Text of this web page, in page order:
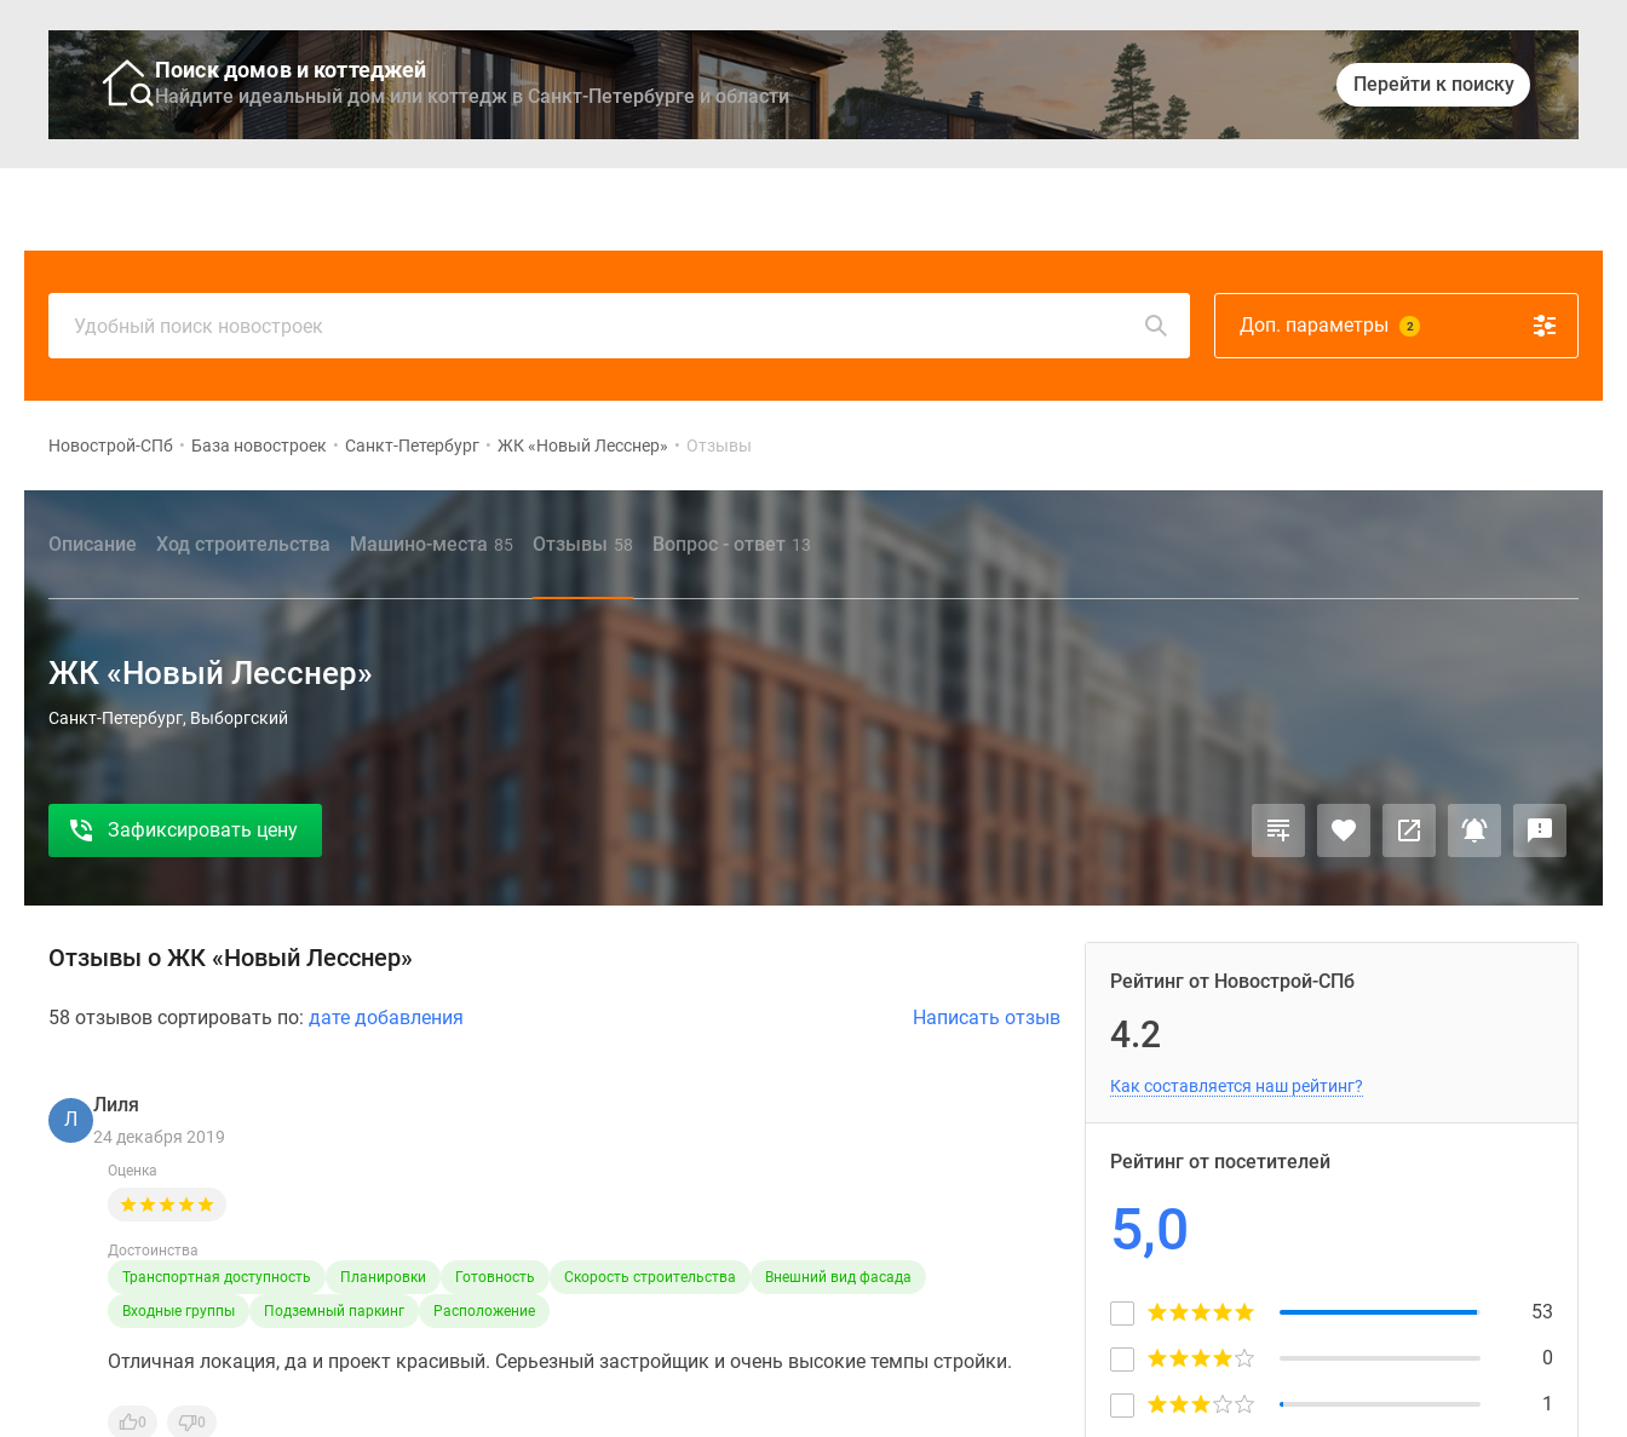
Поиск домов и коттеджей
Найдите идеальный дом или коттедж в Санкт-Петербурге и области
Перейти к поиску
Удобный поиск новостроек Доп. параметры 2
Новострой-СПб • База новостроек • Санкт-Петербург • ЖК «Новый Лесснер» • Отзывы
Описание Ход строительства Машино-места 85 Отзывы 58 Вопрос - ответ 13
ЖК «Новый Лесснер»
Санкт-Петербург, Выборгский
Зафиксировать цену
Отзывы о ЖК «Новый Лесснер»
58 отзывов сортировать по: дате добавления Написать отзыв
Л
Лиля
24 декабря 2019
Оценка
Достоинства
Транспортная доступность
Планировки Готовность Скорость строительства
Внешний вид фасада
Входные группы
Подземный паркинг Расположение
Отличная локация, да и проект красивый. Серьезный застройщик и очень высокие темпы стройки.
0 0
Рейтинг от Новострой-СПб
4.2
Как составляется наш рейтинг?
Рейтинг от посетителей
5,0
53
0
1